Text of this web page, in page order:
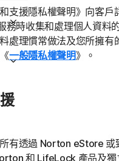
和支援隱私權聲明》向客
務時收集和處理個人資料
處理慣常做法及您所擁有
一般隱私權聲明》。
有透過 Norton eStore
和 LifeLock 產品及